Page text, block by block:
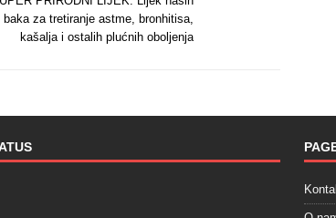
baka za tretiranje astme, bronhitisa,
kašalja i ostalih plućnih oboljenja